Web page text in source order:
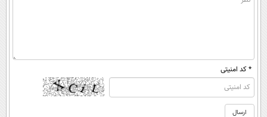
* کد امنیتی